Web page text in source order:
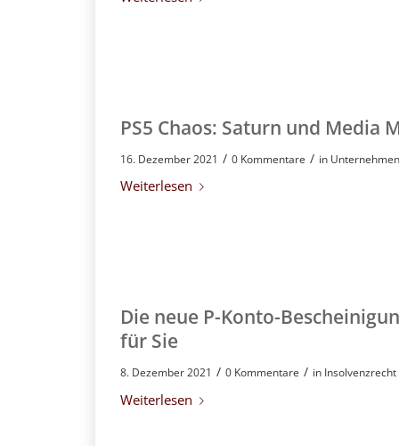
PS5 Chaos: Saturn und Media
16. Dezember 2021 / 0 Kommentare / in
Weiterlesen
Die neue P-Konto-
für Sie
8. Dezember 2021 / 0 Kommentare / in Insolvenzrecht
Weiterlesen